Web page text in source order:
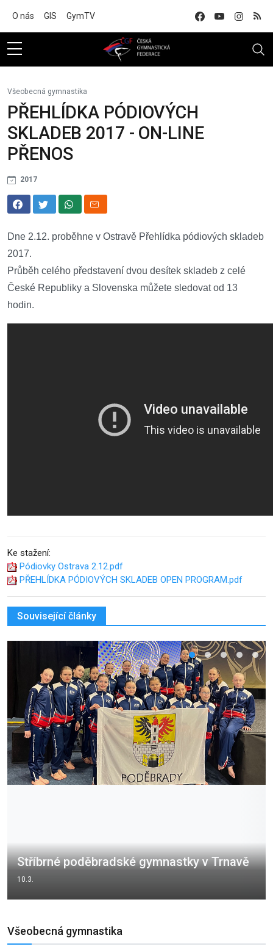
O nás GIS GymTV
Všeobecná gymnastika
PŘEHLÍDKA PÓDIOVÝCH
SKLADEB 2017 - ON-LINE
PŘENOS
2017
Dne 2.12. proběhne v Ostravě Přehlídka pódiových skladeb
2017.
Průběh celého představení dvou desítek skladeb z celé
České Republiky a Slovenska můžete sledovat od 13
hodin.
Ke stažení:
Pódiovky Ostrava 2.12.pdf
PŘEHLÍDKA PÓDIOVÝCH SKLADEB OPEN PROGRAM.pdf
Související články
Stříbrné poděbradské gymnastky v Trnavě
10.3.
Všeobecná gymnastika